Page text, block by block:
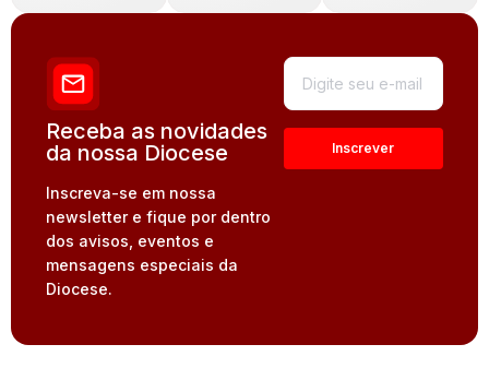
Receba as novidades
da nossa Diocese
Inscreva-se em nossa
newsletter e fique por dentro
dos avisos, eventos e
mensagens especiais da
Diocese.